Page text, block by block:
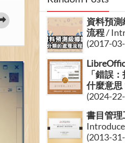
資料預測
流程/
(2017-
「錯誤
什麼意思
(2024-
書目管
(2013-